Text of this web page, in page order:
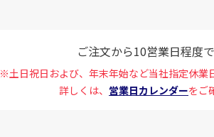
ご注文から10営業日程度
※土日祝日および、年末年始など当社指定休業
詳しくは、 営業日カレンダーをご